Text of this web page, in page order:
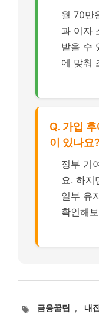
월 70만
과 이자
받을 수
에 맞춰
Q. 가입
이 있나요?
정부 기
요. 하지
일부 유
확인해
태금융꿀팁 , 내